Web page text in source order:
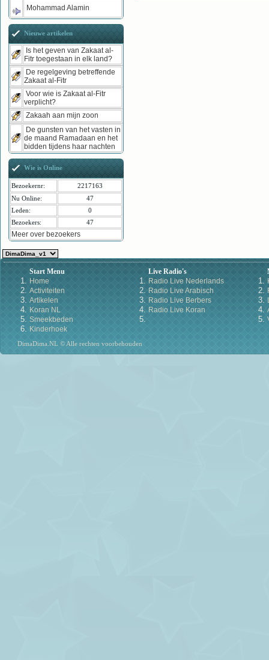
Mohammad Alamin
Nieuwe artikelen
Is het geven van Zakaat al-
Fitr toegestaan in elk land?
De regelgeving betreffende
Zakaat al-Fitr
Voor wie is Zakaat al-Fitr
verplicht?
Zakaah aan mijn zoon
De gunsten van het vasten in
de maand Ramadaan en het
bidden tijdens haar nachten
Wie is Online
Bezoekernr:
2217163
Nu Online:
47
Leden:
0
Bezoekers:
47
Meer over bezoekers
Start Menu
Home
Activiteiten
Artikelen
Koran NL
Smeekbeden
Kinderhoek
Live Radio's
Radio Live Nederlands
Radio Live Arabisch
Radio Live Berbers
Radio Live Koran
DimaDima.NL © Alle rechten voorbehouden